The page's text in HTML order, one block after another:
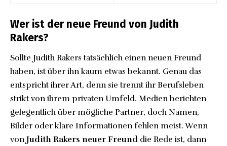
Wer ist der neue Freund von Judith
Rakers?
Sollte Judith Rakers tatsächlich einen neuen Freund
haben, ist über ihn kaum etwas bekannt. Genau das
entspricht ihrer Art, denn sie trennt ihr Berufsleben
strikt von ihrem privaten Umfeld. Medien berichten
gelegentlich über mögliche Partner, doch Namen,
Bilder oder klare Informationen fehlen meist. Wenn
von Judith Rakers neuer Freund die Rede ist, dann